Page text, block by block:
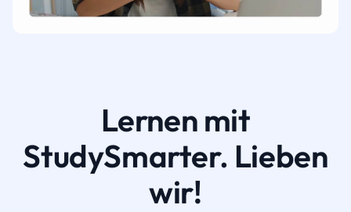
Lernen mit
StudySmarter. Lieben
wir!